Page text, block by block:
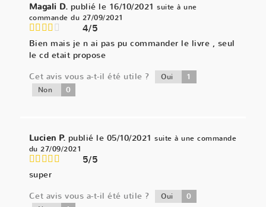
Magali D. publié le 16/10/2021 suite à une
commande du 27/09/2021
4/5
Bien mais je n ai pas pu commander le livre , seul
le cd etait propose
Cet avis vous a-t-il été utile ?
Oui 1
Non 0
Lucien P. publié le 05/10/2021 suite à une commande
du 27/09/2021
5/5
super
Cet avis vous a-t-il été utile ?
Oui 0